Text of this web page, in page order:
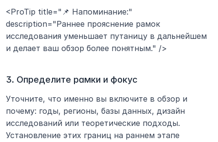
<ProTip title="📌 Напоминание:"
description="Раннее прояснение рамок
исследования уменьшает путаницу в дальнейшем
и делает ваш обзор более понятным." />
3. Определите рамки и фокус
Уточните, что именно вы включите в обзор и
почему: годы, регионы, базы данных, дизайн
исследований или теоретические подходы.
Установление этих границ на раннем этапе